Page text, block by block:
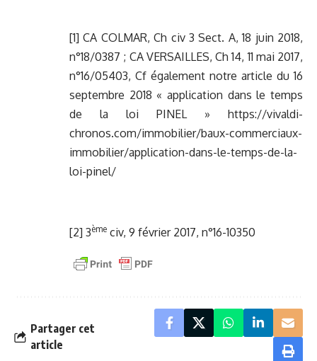
[1] CA COLMAR, Ch civ 3 Sect. A, 18 juin 2018,
n°18/0387 ; CA VERSAILLES, Ch 14, 11 mai 2017,
n°16/05403, Cf également notre article du 16
septembre 2018 « application dans le temps
de la loi PINEL » https://vivaldi-
chronos.com/immobilier/baux-commerciaux-
immobilier/application-dans-le-temps-de-la-
loi-pinel/
[2] 3ème civ, 9 février 2017, n°16-10350
Partager cet
article